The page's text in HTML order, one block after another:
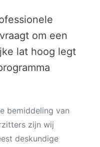
om een
lat hoog legt
bemiddeling van
zijn wij
deskundige